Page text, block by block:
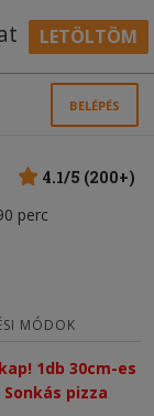
LETÖLTÖM
BELÉPÉS
4.1/5 (200+)
perc
MÓDOK
1db 30cm-es
pizza